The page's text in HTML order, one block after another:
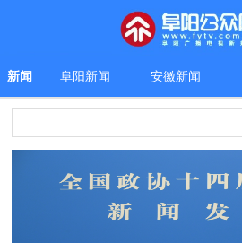
新闻 阜阳新闻 安徽新闻